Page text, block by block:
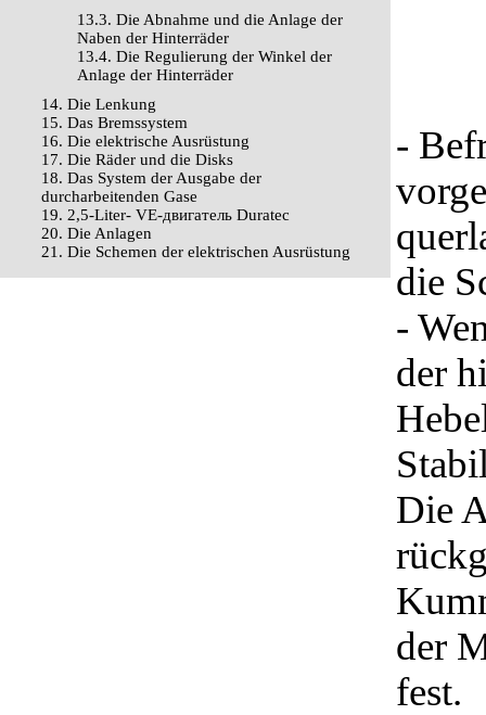
13.3. Die Abnahme und die Anlage der
Naben der Hinterräder
13.4. Die Regulierung der Winkel der
Anlage der Hinterräder
14. Die Lenkung
15. Das Bremssystem
16. Die elektrische Ausrüstung
17. Die Räder und die Disks
18. Das System der Ausgabe der
durcharbeitenden Gase
19. 2,5-Liter- VЕ-двигатель Duratec
20. Die Anlagen
21. Die Schemen der elektrischen Ausrüstung
-
die
-
der
Die
der
fest.